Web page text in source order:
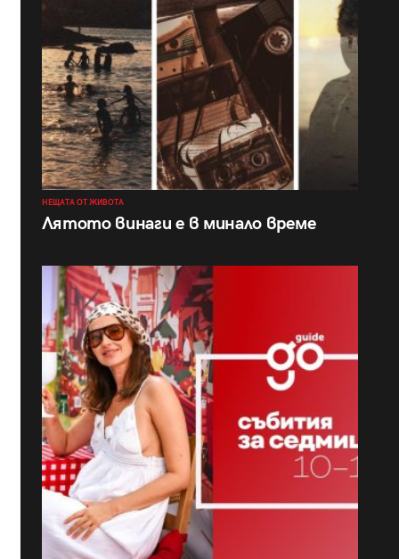
НЕЩАТА ОТ ЖИВОТА
Лятото винаги е в минало време